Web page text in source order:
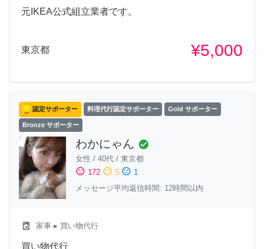
元IKEA公式組立業者です。
東京都 ¥5,000
認定サポーター 料理代行認定サポーター Gold サポーター
Bronze サポーター
わかにゃん check_circle
女性 / 40代 / 東京都
sentiment_satisfied 172 sentiment_neutral 5 sentiment_dissatisfied 1
メッセージ平均返信時間: 12時間以内
local_laundry_service 家事 ▸ 買い物代行
買い物代行